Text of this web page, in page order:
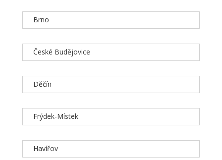
Brno
České Budějovice
Děčín
Frýdek-Místek
Havířov